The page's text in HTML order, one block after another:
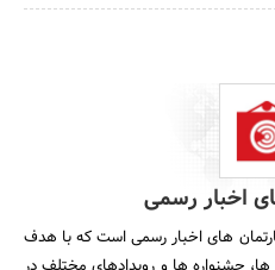
اخبار رسمی
های اخبار رسمی است که با هدف